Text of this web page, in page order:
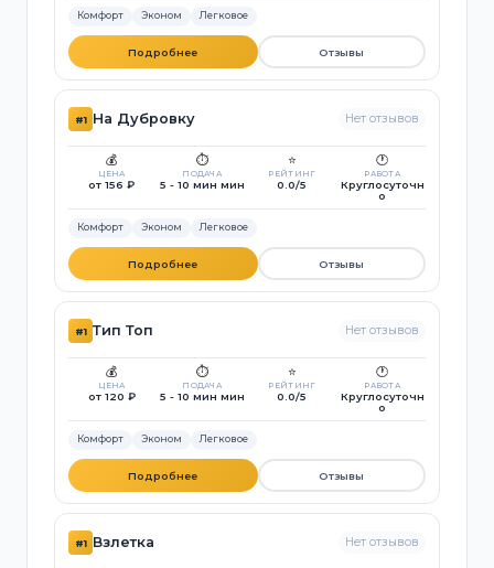
Комфорт Эконом Легковое
Подробнее Отзывы
#1 На Дубровку Нет отзывов
💰
ЦЕНА
от 156 ₽
⏱️
ПОДАЧА
5 - 10 мин мин
⭐
РЕЙТИНГ
0.0/5
🕐
РАБОТА
Круглосуточн
о
Комфорт Эконом Легковое
Подробнее Отзывы
#1 Тип Топ Нет отзывов
💰
ЦЕНА
от 120 ₽
⏱️
ПОДАЧА
5 - 10 мин мин
⭐
РЕЙТИНГ
0.0/5
🕐
РАБОТА
Круглосуточн
о
Комфорт Эконом Легковое
Подробнее Отзывы
#1 Взлетка Нет отзывов